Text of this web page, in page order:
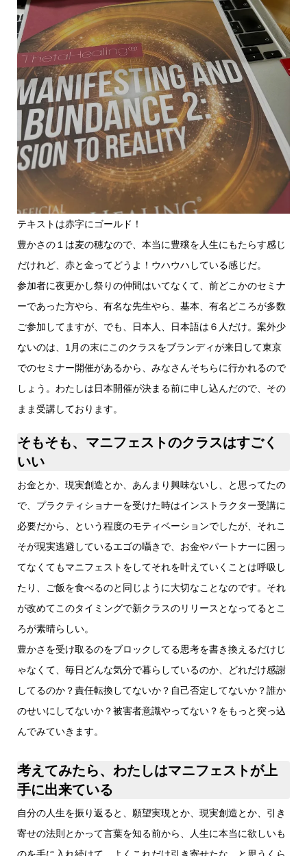
テキストは赤字にゴールド！
豊かさの１は麦の穂なので、本当に豊穣を人生にもたらす感じ
だけれど、赤と金ってどうよ！ウハウハしている感じだ。
参加者に夜更かし祭りの仲間はいてなくて、前どこかのセミナ
ーであった方やら、有名な先生やら、基本、有名どころが多数
ご参加してますが、でも、日本人、日本語は６人だけ。案外少
ないのは、1月の末にこのクラスをブランディが来日して東京
でのセミナー開催があるから、みなさんそちらに行かれるので
しょう。わたしは日本開催が決まる前に申し込んだので、その
まま受講しております。
そもそも、マニフェストのクラスはすごく
いい
お金とか、現実創造とか、あんまり興味ないし、と思ってたの
で、プラクティショナーを受けた時はインストラクター受講に
必要だから、という程度のモティベーションでしたが、それこ
そが現実逃避しているエゴの囁きで、お金やパートナーに困っ
てなくてもマニフェストをしてそれを叶えていくことは呼吸し
たり、ご飯を食べるのと同じように大切なことなのです。それ
が改めてこのタイミングで新クラスのリリースとなってるとこ
ろが素晴らしい。
豊かさを受け取るのをブロックしてる思考を書き換えるだけじ
ゃなくて、毎日どんな気分で暮らしているのか、どれだけ感謝
してるのか？責任転換してないか？自己否定してないか？誰か
のせいにしてないか？被害者意識やってない？をもっと突っ込
んでみていきます。
考えてみたら、わたしはマニフェストが上
手に出来ている
自分の人生を振り返ると、願望実現とか、現実創造とか、引き
寄せの法則とかって言葉を知る前から、人生に本当に欲しいも